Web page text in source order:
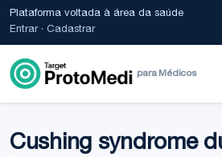
Plataforma voltada à área da saúde
Entrar· Cadastrar
para Médicos
Cushing syndrome